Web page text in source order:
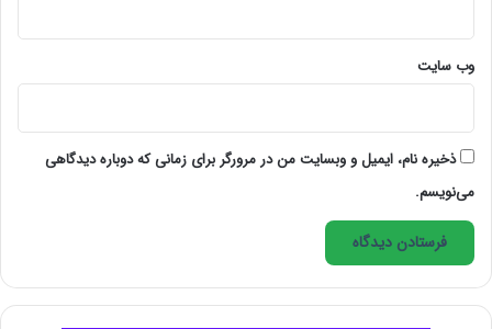
وب‌ سایت
ذخیره نام، ایمیل و وبسایت من در مرورگر برای زمانی که دوباره دیدگاهی
می‌نویسم.